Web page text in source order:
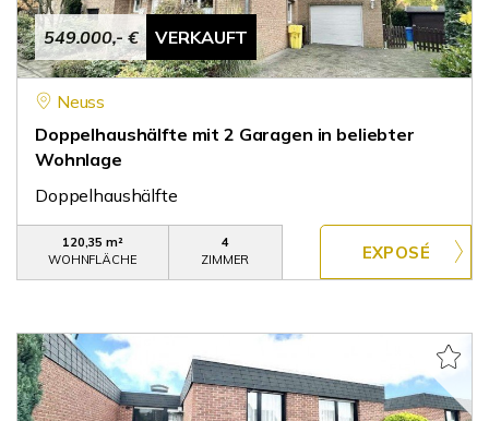
549.000,- € VERKAUFT
Neuss
Doppelhaushälfte mit 2 Garagen in beliebter
Wohnlage
Doppelhaushälfte
120,35 m²
WOHNFLÄCHE
4
ZIMMER